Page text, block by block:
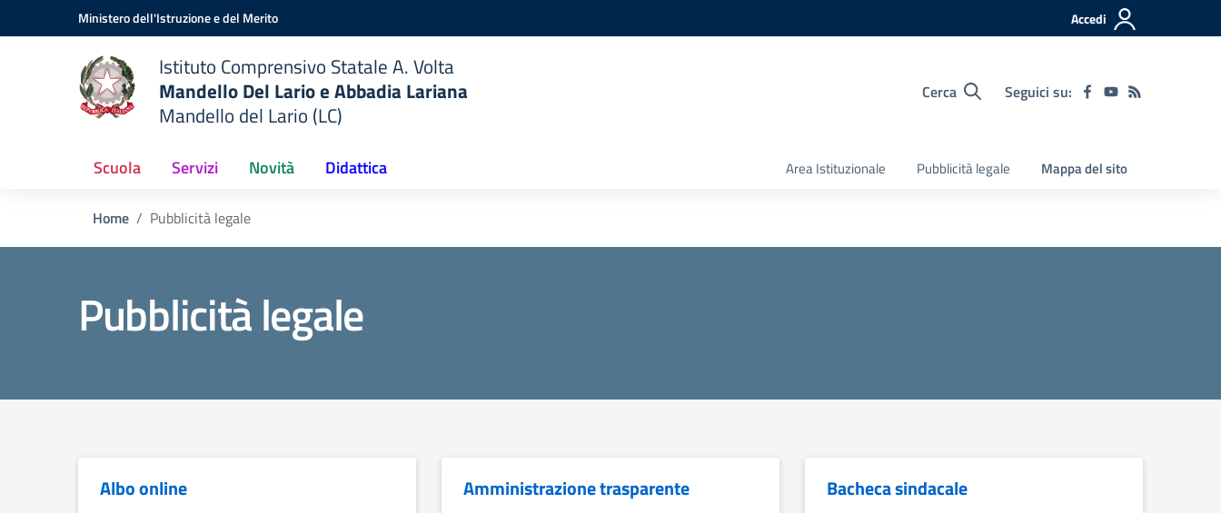
Vai ai contenuti
Vai al menu di navigazioneMinistero dell'Istruzione e del Merito Accedi
Istituto Comprensivo Statale A. Volta
Mandello Del Lario e Abbadia Lariana
Mandello del Lario (LC)
Cerca Seguici su:
Scuola Servizi Novità Didattica Area Istituzionale Pubblicità legale Mappa del sito
Home Pubblicità legale
Pubblicità legale
Albo online Amministrazione trasparente Bacheca sindacale